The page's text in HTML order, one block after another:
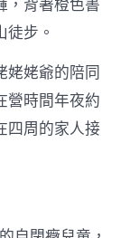
，背著橙色書
步。
姥姥爺的陪同
營時間年夜約
四周的家人接